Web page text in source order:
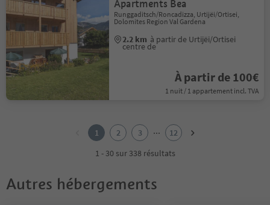
Apartments Bea
Runggaditsch/Roncadizza, Urtijëi/Ortisei,
Dolomites Region Val Gardena
2.2 km à partir de Urtijëi/Ortisei
centre de
À partir de 100€
1 nuit / 1 appartement incl. TVA
7
1 2 3 ...
12
1 - 30 sur 338 résultats
Autres hébergements